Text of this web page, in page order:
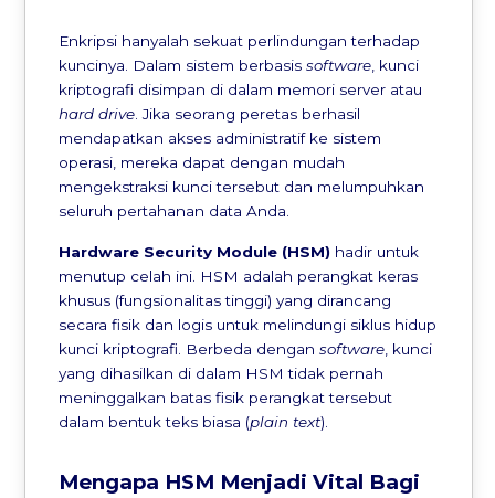
Enkripsi hanyalah sekuat perlindungan terhadap
kuncinya. Dalam sistem berbasissoftware , kunci
kriptografi disimpan di dalam memori server atau
hard drive . Jika seorang peretas berhasil
mendapatkan akses administratif ke sistem
operasi, mereka dapat dengan mudah
mengekstraksi kunci tersebut dan melumpuhkan
seluruh pertahanan data Anda.
Hardware Security Module (HSM) hadir untuk
menutup celah ini. HSM adalah perangkat keras
khusus (fungsionalitas tinggi) yang dirancang
secara fisik dan logis untuk melindungi siklus hidup
kunci kriptografi. Berbeda dengansoftware , kunci
yang dihasilkan di dalam HSM tidak pernah
meninggalkan batas fisik perangkat tersebut
dalam bentuk teks biasa (plain text).
Mengapa HSM Menjadi Vital Bagi